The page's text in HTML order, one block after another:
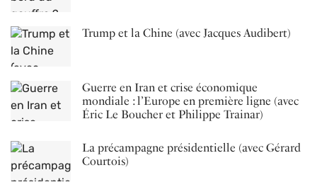
Trump et la Chine (avec Jacques Audibert)
Guerre en Iran et crise économique
mondiale : l’Europe en première ligne (avec
Éric Le Boucher et Philippe Trainar)
La précampagne présidentielle (avec Gérard
Courtois)